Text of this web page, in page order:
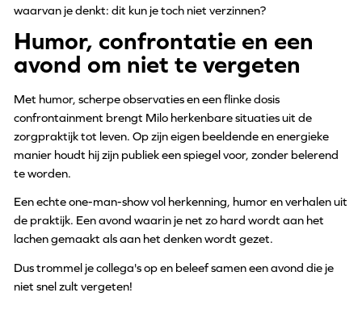
waarvan je denkt: dit kun je toch niet verzinnen?
Humor, confrontatie en een
avond om niet te vergeten
Met humor, scherpe observaties en een flinke dosis
confrontainment brengt Milo herkenbare situaties uit de
zorgpraktijk tot leven. Op zijn eigen beeldende en energieke
manier houdt hij zijn publiek een spiegel voor, zonder belerend
te worden.
Een echte one-man-show vol herkenning, humor en verhalen uit
de praktijk. Een avond waarin je net zo hard wordt aan het
lachen gemaakt als aan het denken wordt gezet.
Dus trommel je collega's op en beleef samen een avond die je
niet snel zult vergeten!